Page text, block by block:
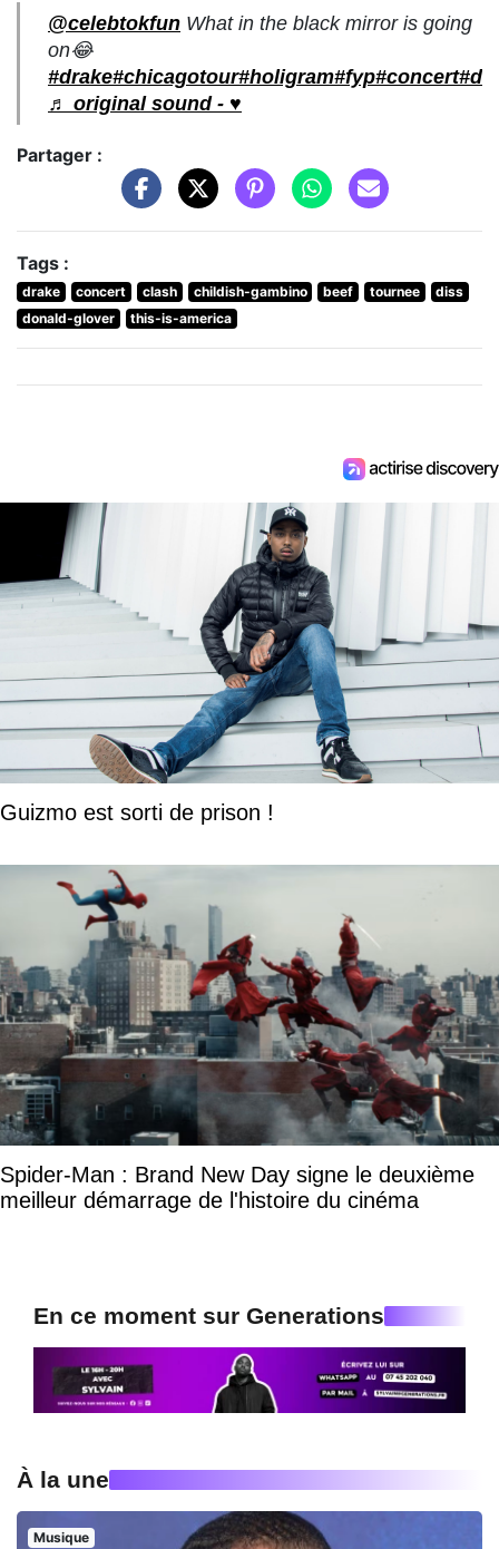
@celebtokfun What in the black mirror is going
on😂
#drake#chicagotour#holigram#fyp#concert
♬ original sound - ♥️
Partager :
Tags :
drake concert clash childish-gambino beef tournee
diss
donald-glover
this-is-america
Guizmo est sorti de prison !
Spider-Man : Brand New Day signe le deuxième
meilleur démarrage de l'histoire du cinéma
En ce moment sur Generations
À la une
Musique